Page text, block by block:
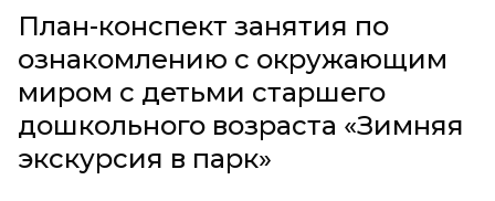
План-конспект занятия по
ознакомлению с окружающим
миром с детьми старшего
дошкольного возраста «Зимняя
экскурсия в парк»